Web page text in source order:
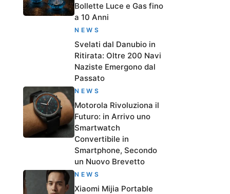
Bollette Luce e Gas fino
a 10 Anni
NEWS
Svelati dal Danubio in
Ritirata: Oltre 200 Navi
Naziste Emergono dal
Passato
NEWS
Motorola Rivoluziona il
Futuro: in Arrivo uno
Smartwatch
Convertibile in
Smartphone, Secondo
un Nuovo Brevetto
NEWS
Xiaomi Mijia Portable